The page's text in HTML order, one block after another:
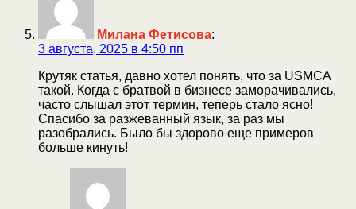
Милана Фетисова:
3 августа, 2025 в 4:50 пп
Крутяк статья, давно хотел понять, что за USMCA
такой. Когда с братвой в бизнесе заморачивались,
часто слышал этот термин, теперь стало ясно!
Спасибо за разжеванный язык, за раз мы
разобрались. Было бы здорово еще примеров
больше кинуть!